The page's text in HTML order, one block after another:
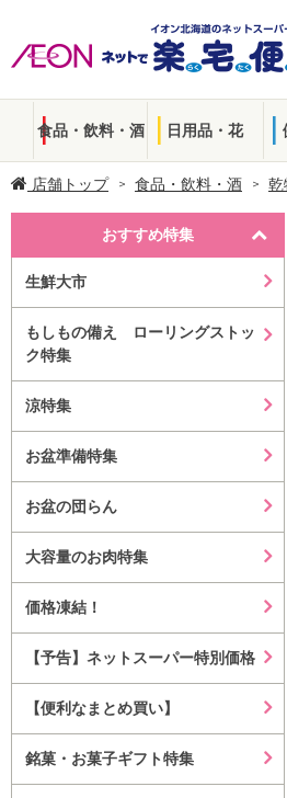
食品・飲料・酒 日用品・花
店舗トップ 食品・飲料・酒 乾
おすすめ特集
生鮮大市
もしもの備え ローリングストッ
ク特集
涼特集
お盆準備特集
お盆の団らん
大容量のお肉特集
価格凍結！
【予告】ネットスーパー特別価格
【便利なまとめ買い】
銘菓・お菓子ギフト特集